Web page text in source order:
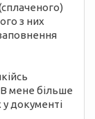
з них
В мене більше
у документі